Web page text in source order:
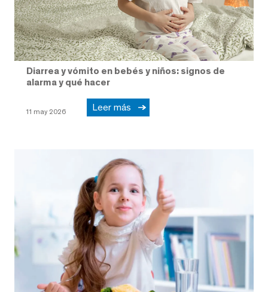
Diarrea y vómito en bebés y niños: signos de
alarma y qué hacer
11 may 2026 Leer más